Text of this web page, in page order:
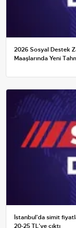
2026 Sosyal Destek
Maaşlarında Yeni
İstanbul'da simit
20-25 TL'ye çıktı